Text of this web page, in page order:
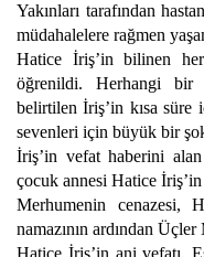
Yakınları tarafından
müdahalelere rağmen
Hatice İriş’in bilinen
öğrenildi. Herhangi bir
belirtilen İriş’in kısa süre
sevenleri için büyük bir
İriş’in vefat haberini
çocuk annesi Hatice
Merhumenin cenazesi,
namazının ardından